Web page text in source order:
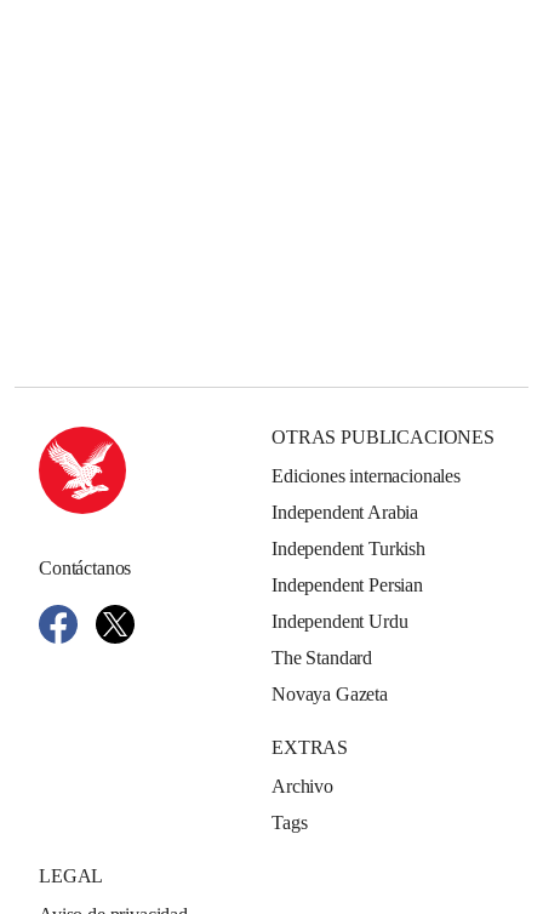
Contáctanos
OTRAS PUBLICACIONES
Ediciones internacionales
Independent Arabia
Independent Turkish
Independent Persian
Independent Urdu
The Standard
Novaya Gazeta
EXTRAS
Archivo
Tags
LEGAL